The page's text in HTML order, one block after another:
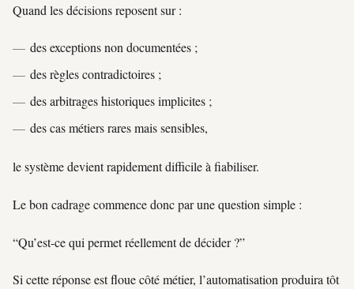
Quand les décisions reposent sur :
des exceptions non documentées ;
des règles contradictoires ;
des arbitrages historiques implicites ;
des cas métiers rares mais sensibles,
le système devient rapidement difficile à fiabiliser.
Le bon cadrage commence donc par une question simple :
“Qu’est-ce qui permet réellement de décider ?”
Si cette réponse est floue côté métier, l’automatisation produira tôt